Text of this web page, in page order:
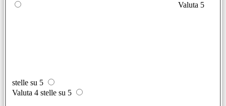
Valuta 5
stelle su 5
Valuta 4 stelle su 5